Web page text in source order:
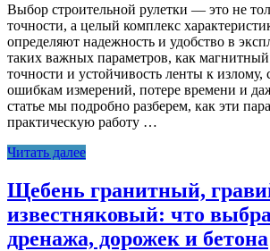
Выбор строительной рулетки — это не
точности, а целый комплекс
определяют надежность и удобство в
таких важных параметров, как магнитный
точности и устойчивость ленты к излому,
ошибкам измерений, потере времени и
статье мы подробно разберем, как эти
практическую работу …
Читать далее
Щебень гранитный,
известняковый: что
дренажа, дорожек и бетона